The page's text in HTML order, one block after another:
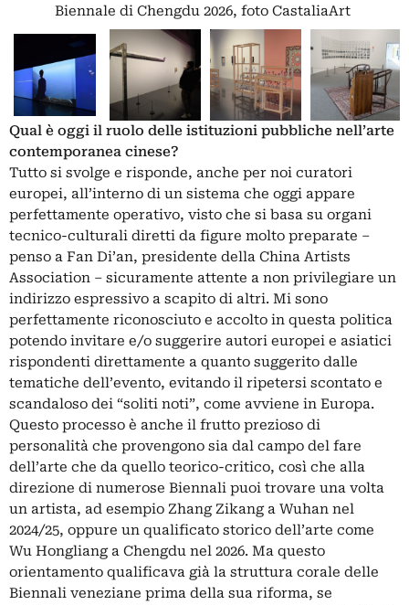
Biennale di Chengdu 2026, foto CastaliaArt
Qual è oggi il ruolo delle istituzioni pubbliche nell’arte
contemporanea cinese?
Tutto si svolge e risponde, anche per noi curatori
europei, all’interno di un sistema che oggi appare
perfettamente operativo, visto che si basa su organi
tecnico-culturali diretti da figure molto preparate –
penso a Fan Di’an, presidente della China Artists
Association – sicuramente attente a non privilegiare un
indirizzo espressivo a scapito di altri. Mi sono
perfettamente riconosciuto e accolto in questa politica
potendo invitare e/o suggerire autori europei e asiatici
rispondenti direttamente a quanto suggerito dalle
tematiche dell’evento, evitando il ripetersi scontato e
scandaloso dei “soliti noti”, come avviene in Europa.
Questo processo è anche il frutto prezioso di
personalità che provengono sia dal campo del fare
dell’arte che da quello teorico-critico, così che alla
direzione di numerose Biennali puoi trovare una volta
un artista, ad esempio Zhang Zikang a Wuhan nel
2024/25, oppure un qualificato storico dell’arte come
Wu Hongliang a Chengdu nel 2026. Ma questo
orientamento qualificava già la struttura corale delle
Biennali veneziane prima della sua riforma, se